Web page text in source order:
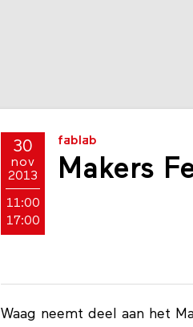
30
nov
2013
11:00
17:00
fablab
Makers
Waag neemt deel aan het